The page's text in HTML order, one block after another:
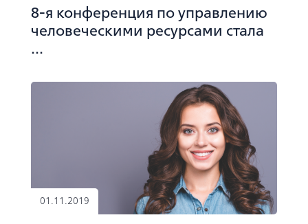
8-я конференция по управлению
человеческими ресурсами стала
...
01.11.2019